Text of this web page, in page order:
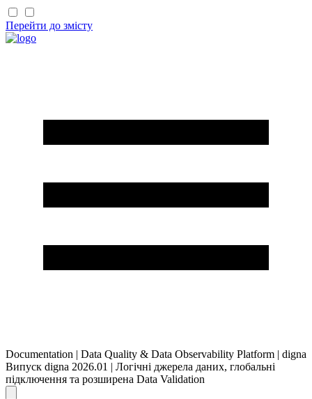
Перейти до змісту
Documentation | Data Quality & Data Observability Platform | digna
Випуск digna 2026.01 | Логічні джерела даних, глобальні
підключення та розширена Data Validation